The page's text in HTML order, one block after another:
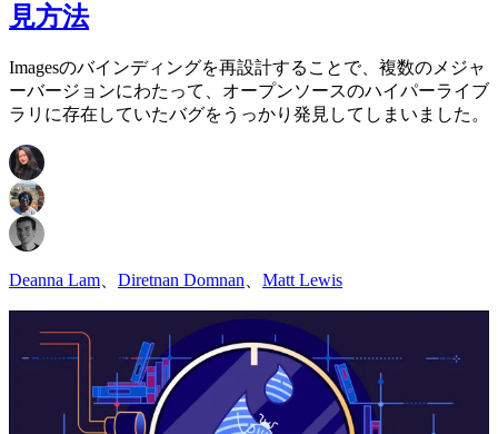
見方法
Imagesのバインディングを再設計することで、複数のメジャ
ーバージョンにわたって、オープンソースのハイパーライブ
ラリに存在していたバグをうっかり発見してしまいました。
Deanna Lam Diretnan Domnan Matt Lewis